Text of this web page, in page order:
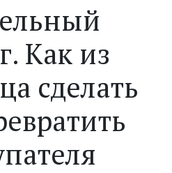
Как из
сделать